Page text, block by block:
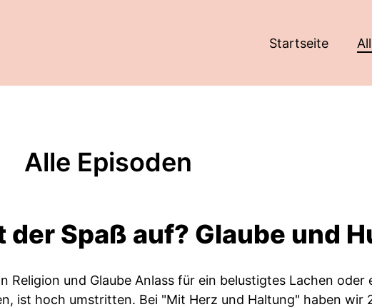
Startseite
Alle Episoden
der Spaß auf? Glaube und
Religion und Glaube Anlass für ein belustigtes Lachen oder
ist hoch umstritten. Bei "Mit Herz und Haltung" haben wir